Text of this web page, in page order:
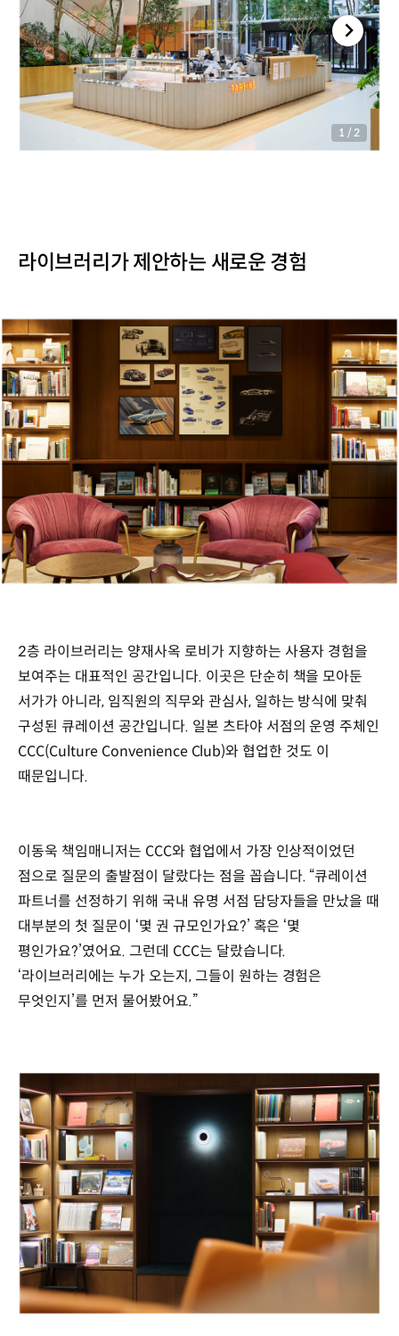
1/2
라이브러리가 제안하는 새로운 경험
2층 라이브러리는 양재사옥 로비가 지향하는 사용자 경험을
보여주는 대표적인 공간입니다. 이곳은 단순히 책을 모아둔
서가가 아니라, 임직원의 직무와 관심사, 일하는 방식에 맞춰
구성된 큐레이션 공간입니다. 일본 츠타야 서점의 운영 주체인
CCC(Culture Convenience Club)와 협업한 것도 이
때문입니다.
이동욱 책임매니저는 CCC와 협업에서 가장 인상적이었던
점으로 질문의 출발점이 달랐다는 점을 꼽습니다. “큐레이션
파트너를 선정하기 위해 국내 유명 서점 담당자들을 만났을 때
대부분의 첫 질문이 ‘몇 권 규모인가요?’ 혹은 ‘몇
평인가요?’였어요. 그런데 CCC는 달랐습니다.
‘라이브러리에는 누가 오는지, 그들이 원하는 경험은
무엇인지’를 먼저 물어봤어요.”